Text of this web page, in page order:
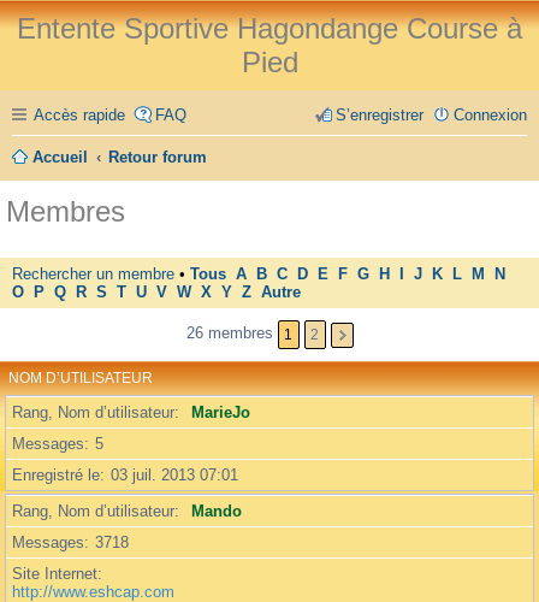
Entente Sportive Hagondange Course à
Pied
Accès rapide FAQ Connexion
S’enregistrer
Accueil Retour forum
Membres
Rechercher un membre • Tous A B C D E F G H J K L M
N
O
P Q R S T U V W X Y Z Autre
26 membres 1 2
NOM D’UTILISATEUR
Rang, Nom d’utilisateur
MarieJo
Messages
5
Enregistré le 03 juil. 2013 07:01
Rang, Nom d’utilisateur
Mando
Messages
3718
Site Internet
http://www.eshcap.com